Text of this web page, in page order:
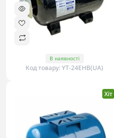
В наявності
Код товару: YT-24EHB(UA)
Хіт